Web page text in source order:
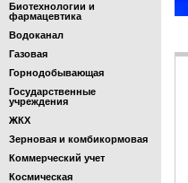
Биотехнологии и
фармацевтика
Водоканал
Газовая
Горнодобывающая
Государственные
учреждения
ЖКХ
Зерновая и комбикормовая
Коммерческий учет
Космическая